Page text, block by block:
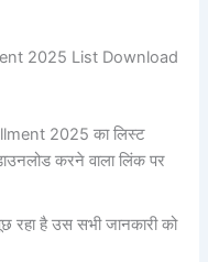
2025 List Download
2025 का लिस्ट
करने वाला लिंक पर
है उस सभी जानकारी को